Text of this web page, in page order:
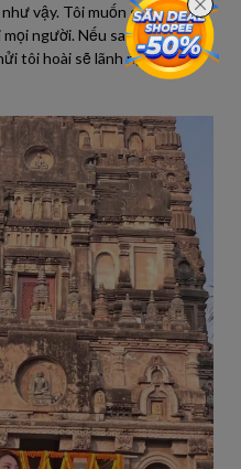
vậy. Tôi muốn sống bình
người. Nếu sai, tôi bị trời
tôi hoài sẽ lãnh nghiệp của